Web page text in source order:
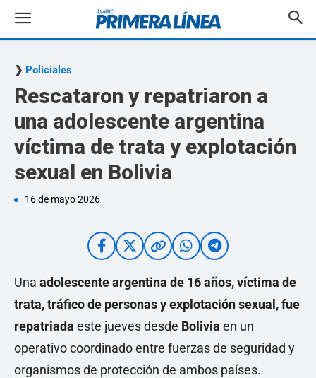
Policiales
Rescataron y repatriaron a
una adolescente argentina
víctima de trata y explotación
sexual en Bolivia
16 de mayo 2026
Una adolescente argentina de 16 años, víctima de
trata, tráfico de personas y explotación sexual, fue
repatriada este jueves desde Bolivia en un
operativo coordinado entre fuerzas de seguridad y
organismos de protección de ambos países.